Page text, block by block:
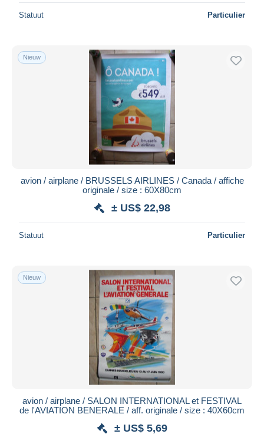
Statuut Particulier
Nieuw
avion / airplane / BRUSSELS AIRLINES / Canada / affiche
originale / size : 60X80cm
± US$ 22,98
Statuut Particulier
Nieuw
avion / airplane / SALON INTERNATIONAL et FESTIVAL
de l'AVIATION BENERALE / aff. originale / size : 40X60cm
± US$ 5,69